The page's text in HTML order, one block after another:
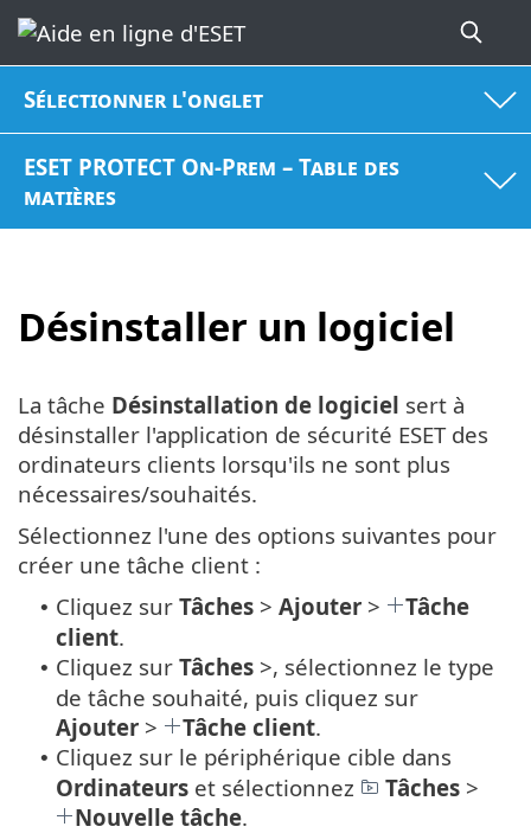
Sélectionner l'onglet
ESET PROTECT On-Prem – Table des
matières
Désinstaller un logiciel
La tâche Désinstallation de logiciel sert à
désinstaller l'application de sécurité ESET des
ordinateurs clients lorsqu'ils ne sont plus
nécessaires/souhaités.
Sélectionnez l'une des options suivantes pour
créer une tâche client :
• Cliquez sur Tâches > Ajouter >
Tâche
client.
• Cliquez sur Tâches >, sélectionnez le type
de tâche souhaité, puis cliquez sur
Ajouter > Tâche client.
• Cliquez sur le périphérique cible dans
Ordinateurs et sélectionnez Tâches >
Nouvelle tâche.